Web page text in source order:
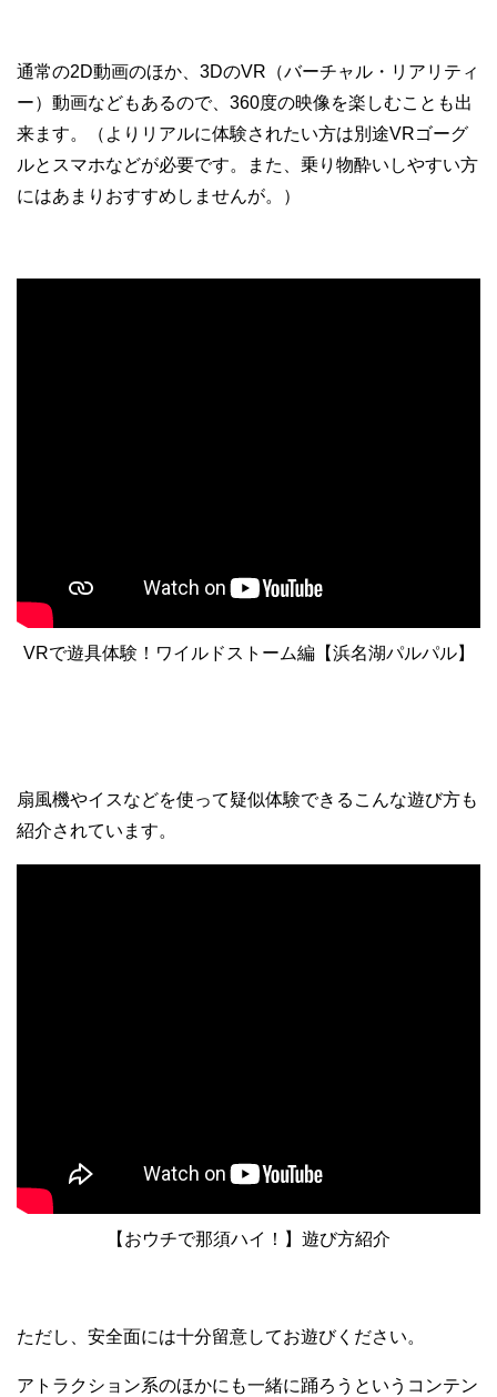
通常の2D動画のほか、3DのVR（バーチャル・リアリティ
ー）動画などもあるので、360度の映像を楽しむことも出
来ます。（よりリアルに体験されたい方は別途VRゴーグ
ルとスマホなどが必要です。また、乗り物酔いしやすい方
にはあまりおすすめしませんが。）
VRで遊具体験！ワイルドストーム編【浜名湖パルパル】
扇風機やイスなどを使って疑似体験できるこんな遊び方も
紹介されています。
【おウチで那須ハイ！】遊び方紹介
ただし、安全面には十分留意してお遊びください。
アトラクション系のほかにも一緒に踊ろうというコンテン